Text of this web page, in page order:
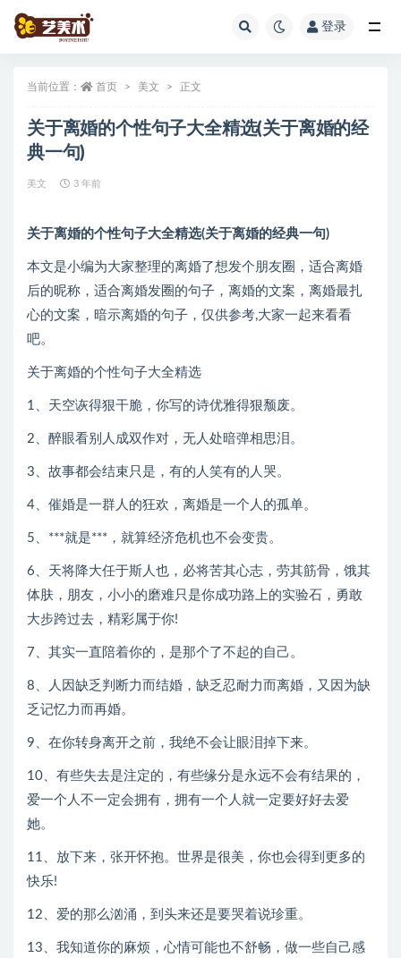
登录
当前位置： 首页 美文 正文
关于离婚的个性句子大全精选(关于离婚的经
典一句)
美文 3 年前
关于离婚的个性句子大全精选(关于离婚的经典一句)
本文是小编为大家整理的离婚了想发个朋友圈，适合离婚
后的昵称，适合离婚发圈的句子，离婚的文案，离婚最扎
心的文案，暗示离婚的句子，仅供参考,大家一起来看看
吧。
关于离婚的个性句子大全精选
1、天空诙得狠干脆，你写的诗优雅得狠颓废。
2、醉眼看别人成双作对，无人处暗弹相思泪。
3、故事都会结束只是，有的人笑有的人哭。
4、催婚是一群人的狂欢，离婚是一个人的孤单。
5、***就是***，就算经济危机也不会变贵。
6、天将降大任于斯人也，必将苦其心志，劳其筋骨，饿其
体肤，朋友，小小的磨难只是你成功路上的实验石，勇敢
大步跨过去，精彩属于你!
7、其实一直陪着你的，是那个了不起的自己。
8、人因缺乏判断力而结婚，缺乏忍耐力而离婚，又因为缺
乏记忆力而再婚。
9、在你转身离开之前，我绝不会让眼泪掉下来。
10、有些失去是注定的，有些缘分是永远不会有结果的，
爱一个人不一定会拥有，拥有一个人就一定要好好去爱
她。
11、放下来，张开怀抱。世界是很美，你也会得到更多的
快乐!
12、爱的那么汹涌，到头来还是要哭着说珍重。
13、我知道你的麻烦，心情可能也不舒畅，做一些自己感